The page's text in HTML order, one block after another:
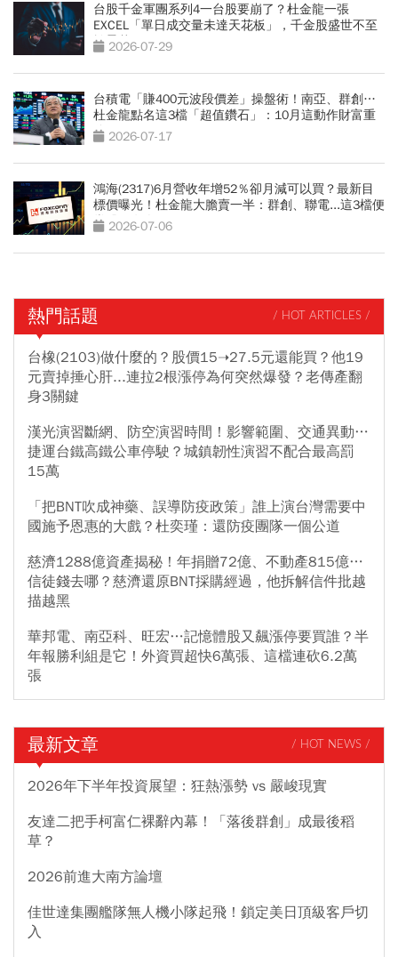
台股千金軍團系列4一台股要崩了？杜金龍一張
EXCEL「單日成交量未達天花板」，千金股盛世不至
於曇花一現
2026-07-29
台積電「賺400元波段價差」操盤術！南亞、群創…
杜金龍點名這3檔「超值鑽石」：10月這動作財富重
分配2026-07-17
鴻海(2317)6月營收年增52％卻月減可以買？最新目
標價曝光！杜金龍大膽賣一半：群創、聯電...這3檔便
當股更有肉
2026-07-06
熱門話題 / HOT ARTICLES /
台橡(2103)做什麼的？股價15➝27.5元還能買？他19
元賣掉捶心肝...連拉2根漲停為何突然爆發？老傳產翻
身3關鍵
漢光演習斷網、防空演習時間！影響範圍、交通異動…
捷運台鐵高鐵公車停駛？城鎮韌性演習不配合最高罰
15萬
「把BNT吹成神藥、誤導防疫政策」誰上演台灣需要中
國施予恩惠的大戲？杜奕瑾：還防疫團隊一個公道
慈濟1288億資產揭秘！年捐贈72億、不動產815億…
信徒錢去哪？慈濟還原BNT採購經過，他拆解信件批越
描越黑
華邦電、南亞科、旺宏…記憶體股又飆漲停要買誰？半
年報勝利組是它！外資買超快6萬張、這檔連砍6.2萬
張
最新文章 / HOT NEWS /
2026年下半年投資展望：狂熱漲勢 vs 嚴峻現實
友達二把手柯富仁裸辭內幕！「落後群創」成最後稻
草？
2026前進大南方論壇
佳世達集團艦隊無人機小隊起飛！鎖定美日頂級客戶切
入